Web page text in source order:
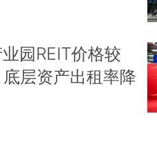
园REIT价格较
底层资产出租率降